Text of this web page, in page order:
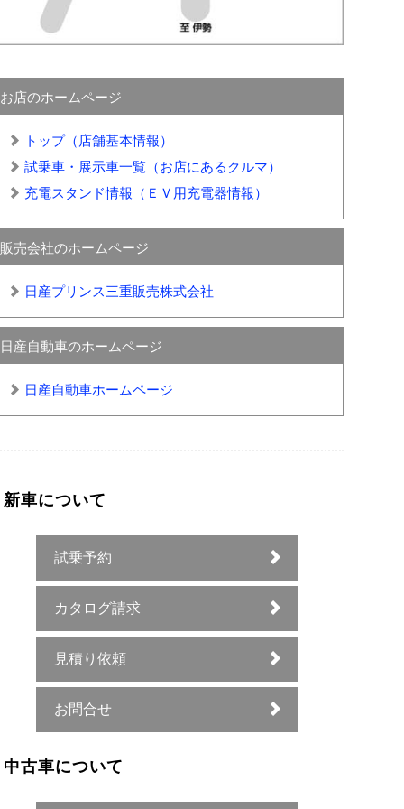
お店のホームページ
トップ（店舗基本情報）
試乗車・展示車一覧（お店にあるクルマ）
充電スタンド情報（ＥＶ用充電器情報）
販売会社のホームページ
日産プリンス三重販売株式会社
日産自動車のホームページ
日産自動車ホームページ
新車について
試乗予約
カタログ請求
見積り依頼
お問合せ
中古車について